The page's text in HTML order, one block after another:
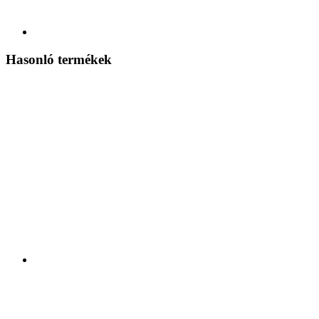
Hasonló termékek